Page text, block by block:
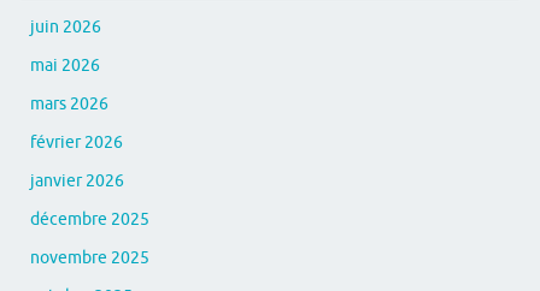
juin 2026
mai 2026
mars 2026
février 2026
janvier 2026
décembre 2025
novembre 2025